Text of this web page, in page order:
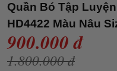
Quần Bó Tập
HD4422 Màu Nâu
900.000 đ
1.800.000 đ